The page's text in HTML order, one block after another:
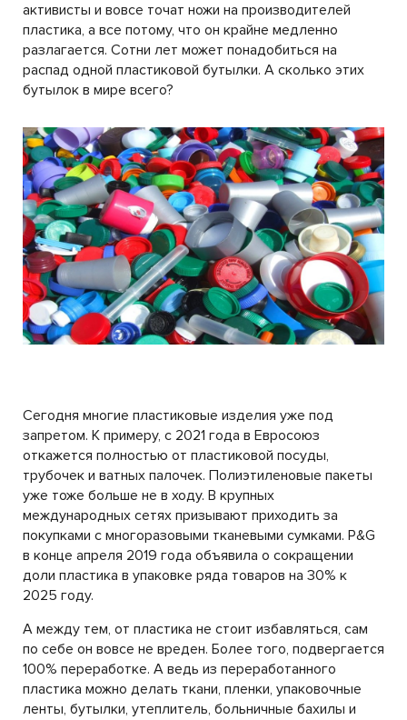
активисты и вовсе точат ножи на производителей
пластика, а все потому, что он крайне медленно
разлагается. Сотни лет может понадобиться на
распад одной пластиковой бутылки. А сколько этих
бутылок в мире всего?
Сегодня многие пластиковые изделия уже под
запретом. К примеру, с 2021 года в Евросоюз
откажется полностью от пластиковой посуды,
трубочек и ватных палочек. Полиэтиленовые пакеты
уже тоже больше не в ходу. В крупных
международных сетях призывают приходить за
покупками с многоразовыми тканевыми сумками. P&G
в конце апреля 2019 года объявила о сокращении
доли пластика в упаковке ряда товаров на 30% к
2025 году.
А между тем, от пластика не стоит избавляться, сам
по себе он вовсе не вреден. Более того, подвергается
100% переработке. А ведь из переработанного
пластика можно делать ткани, пленки, упаковочные
ленты, бутылки, утеплитель, больничные бахилы и